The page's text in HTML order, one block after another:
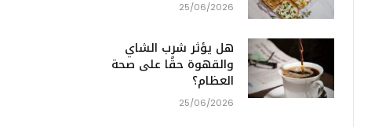
25/06/2026
هل يؤثر شرب الشاي
والقهوة حقًا على صحة
العظام؟
25/06/2026